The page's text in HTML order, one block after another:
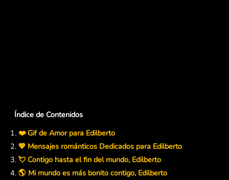
Índice de Contenidos
❤️ Gif de Amor para Edilberto
💖 Mensajes románticos Dedicados para Edilberto
💘 Contigo hasta el fin del mundo, Edilberto
🌎 Mi mundo es más bonito contigo, Edilberto